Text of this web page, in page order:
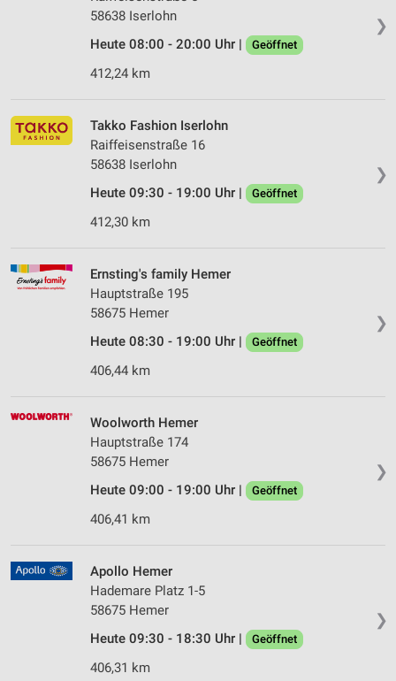
❯
58638 Iserlohn
Heute 08:00 - 20:00 Uhr |
Geöffnet
412,24 km
❯
Takko Fashion Iserlohn
Raiffeisenstraße 16
58638 Iserlohn
Heute 09:30 - 19:00 Uhr |
Geöffnet
412,30 km
❯
Ernsting's family Hemer
Hauptstraße 195
58675 Hemer
Heute 08:30 - 19:00 Uhr |
Geöffnet
406,44 km
❯
Woolworth Hemer
Hauptstraße 174
58675 Hemer
Heute 09:00 - 19:00 Uhr |
Geöffnet
406,41 km
❯
Apollo Hemer
Hademare Platz 1-5
58675 Hemer
Heute 09:30 - 18:30 Uhr |
Geöffnet
406,31 km